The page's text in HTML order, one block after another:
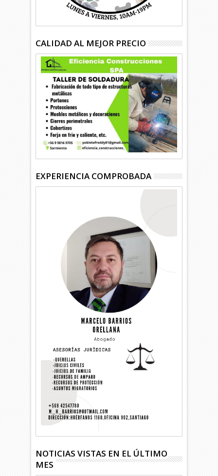
CALIDAD AL MEJOR PRECIO
EXPERIENCIA COMPROBADA
NOTICIAS VISTAS EN EL ÚLTIMO
MES